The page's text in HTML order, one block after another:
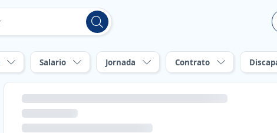
Salario Jornada Contrato